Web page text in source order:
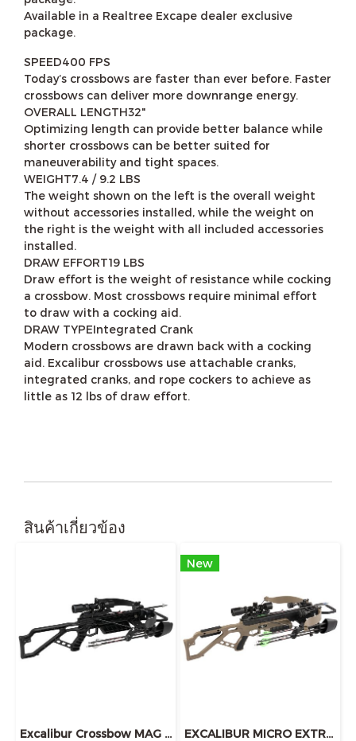
Available in a Realtree Excape dealer exclusive
package.
SPEED400 FPS
Today’s crossbows are faster than ever before. Faster
crossbows can deliver more downrange energy.
OVERALL LENGTH32"
Optimizing length can provide better balance while
shorter crossbows can be better suited for
maneuverability and tight spaces.
WEIGHT7.4 / 9.2 LBS
The weight shown on the left is the overall weight
without accessories installed, while the weight on
the right is the weight with all included accessories
installed.
DRAW EFFORT19 LBS
Draw effort is the weight of resistance while cocking
a crossbow. Most crossbows require minimal effort
to draw with a cocking aid.
DRAW TYPEIntegrated Crank
Modern crossbows are drawn back with a cocking
aid. Excalibur crossbows use attachable cranks,
integrated cranks, and rope cockers to achieve as
little as 12 lbs of draw effort.
สินค้าเกี่ยวข้อง
Excalibur Crossbow MAG AIR
New
EXCALIBUR MICRO EXTREME